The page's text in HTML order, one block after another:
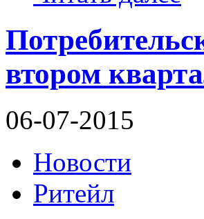
втором
06-07-2015
Новости
Ритейл